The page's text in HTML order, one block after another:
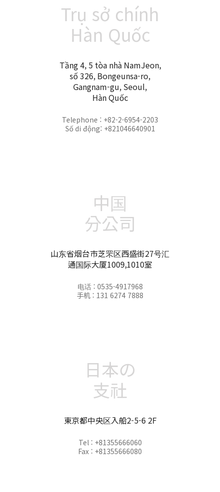
Trụ sở chính
Hàn Quốc
Tầng 4, 5 tòa nhà NamJeon,
số 326, Bongeunsa-ro,
Gangnam-gu, Seoul,
Hàn Quốc
Telephone : +82-2-6954-2203
Số di động: +821046640901
中国
分公司
山东省烟台市芝罘区西盛街27号汇
通国际大厦1009,1010室
电话 : 0535-4917968
手机 : 131 6274 7888
日本の
支社
東京都中央区入船2-5-6 2F
Tel : +81355666060
Fax : +81355666080